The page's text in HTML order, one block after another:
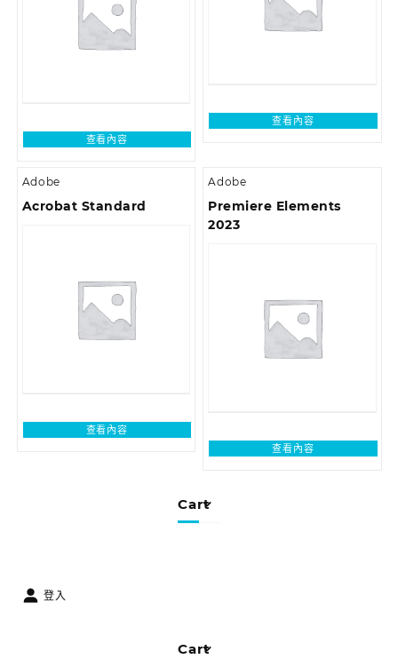
Cart
查看內容
查看內容
Adobe
Acrobat Standard
查看內容
Adobe
Premiere Elements
2023
查看內容
登入
Cart